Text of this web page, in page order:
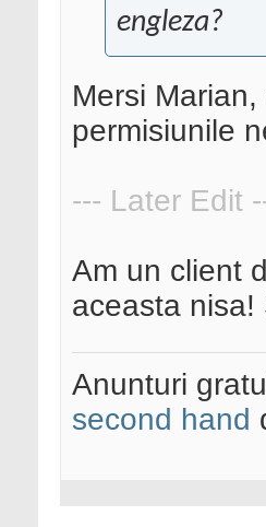
engleza?
Mersi
permisiunile
--- Later Edit
Am un client
aceasta nisa!
Anunturi
second hand